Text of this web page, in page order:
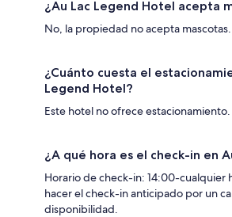
¿Au Lac Legend Hotel acepta
No, la propiedad no acepta mascotas.
¿Cuánto cuesta el
Legend Hotel?
Este hotel no ofrece estacionamiento.
¿A qué hora es el check-in en
Horario de check-in: 14:00-cualquier
hacer el check-in anticipado por un
disponibilidad.